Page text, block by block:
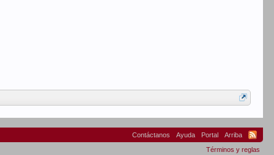
Contáctanos Ayuda Portal
Arriba
Términos y reglas